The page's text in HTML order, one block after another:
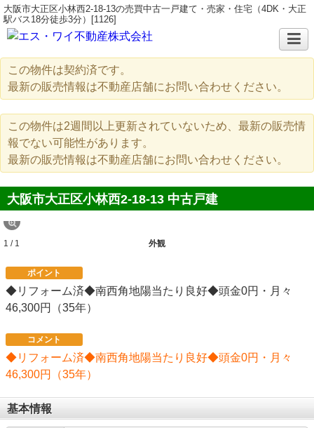
大阪市大正区小林西2-18-13の売買中古一戸建て・売家・住宅（4DK・大正
駅バス18分徒歩3分）[1126]
この物件は契約済です。
最新の販売情報は不動産店舗にお問い合わせください。
この物件は2週間以上更新されていないため、最新の販売情
報でない可能性があります。
最新の販売情報は不動産店舗にお問い合わせください。
大阪市大正区小林西2-18-13 中古戸建
外観
1 / 1
ポイント
◆リフォーム済◆南西角地陽当たり良好◆頭金0円・月々
46,300円（35年）
コメント
◆リフォーム済◆南西角地陽当たり良好◆頭金0円・月々
46,300円（35年）
基本情報